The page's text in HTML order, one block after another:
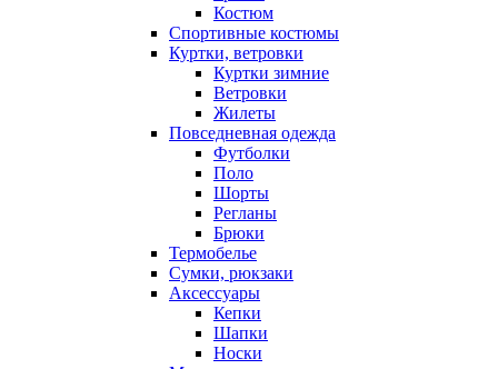
Костюм
Спортивные костюмы
Куртки, ветровки
Куртки зимние
Ветровки
Жилеты
Повседневная одежда
Футболки
Поло
Шорты
Регланы
Брюки
Термобелье
Сумки, рюкзаки
Аксессуары
Кепки
Шапки
Носки